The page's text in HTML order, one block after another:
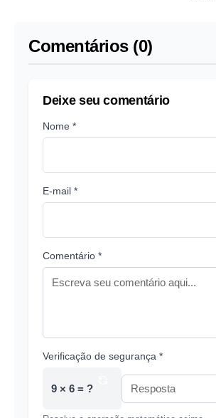
Comentários (0)
Deixe seu comentário
Nome *
E-mail *
Comentário *
Verificação de segurança *
9 × 6 = ?